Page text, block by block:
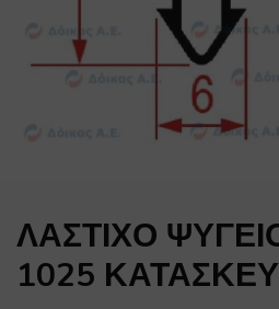
ΛΑΣΤΙΧΟ
1025